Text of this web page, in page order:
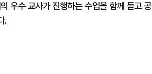
우수 교사가 진행하는 수업을 함께 듣고 공
.